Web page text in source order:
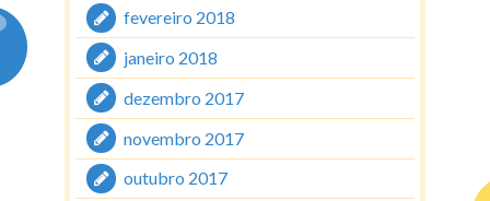
fevereiro 2018
janeiro 2018
dezembro 2017
novembro 2017
outubro 2017